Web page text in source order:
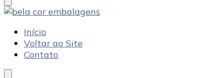
Bela Cor Embalagens
Blog
Início
Voltar ao Site
Contato